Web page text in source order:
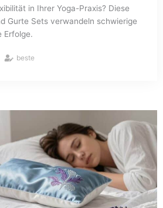
in Ihrer Yoga-Praxis? Diese
Gurte Sets verwandeln schwierige
Erfolge.
beste